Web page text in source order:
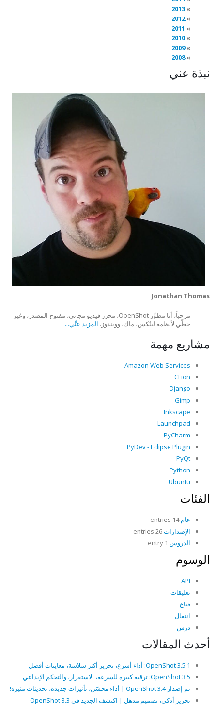
2013
2012
2011
2010
2009
2008
نبذة عني
Jonathan Thomas
مرحباً، أنا مطوِّر OpenShot، محرر فيديو مجاني، مفتوح المصدر، وغير
خطَّي لأنظمة لينُكس، ماك، وويندوز. المزيد عنِّي...
مشاريع مهمة
Amazon Web Services
CLion
Django
Gimp
Inkscape
Launchpad
PyCharm
PyDev - Eclipse Plugin
PyQt
Python
Ubuntu
الفئات
عام14 entries
الإصدارات
الدروس
الوسوم
API
تعليقات
قناع
انتقال
درس
أحدث المقالات
OpenShot 3.5.1: أداء أسرع، تحرير أكثر سلاسة، معاينات أفضل
OpenShot 3.5: ترقية كبيرة للسرعة، الاستقرار، والتحكم الإبداعي
تم إصدار OpenShot 3.4 | أداء محسّن، تأثيرات جديدة، تحديثات مثيرة!
تحرير أذكى، تصميم مذهل | اكتشف الجديد في OpenShot 3.3